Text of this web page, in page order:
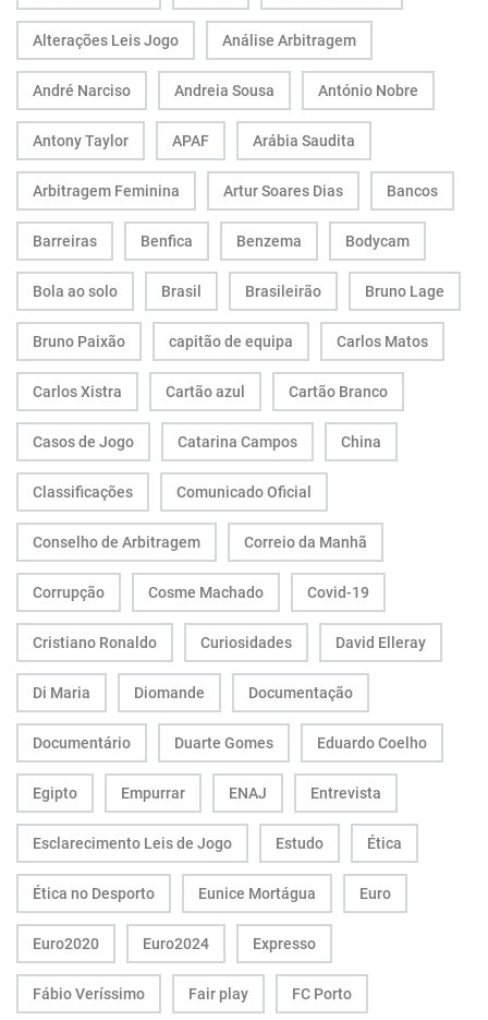
Alterações Leis Jogo Análise Arbitragem
André Narciso Andreia Sousa António Nobre
Antony Taylor APAF Arábia Saudita
Arbitragem Feminina Artur Soares Dias Bancos
Barreiras Benfica Benzema Bodycam
Bola ao solo Brasil Brasileirão Bruno Lage
Bruno Paixão capitão de equipa Carlos Matos
Carlos Xistra Cartão azul Cartão Branco
Casos de Jogo Catarina Campos China
Classificações Comunicado Oficial
Conselho de Arbitragem Correio da Manhã
Corrupção Cosme Machado Covid-19
Cristiano Ronaldo Curiosidades David Elleray
Di Maria Diomande Documentação
Documentário Duarte Gomes Eduardo Coelho
Egipto Empurrar ENAJ Entrevista
Esclarecimento Leis de Jogo Estudo Ética
Ética no Desporto Eunice Mortágua Euro
Euro2020 Euro2024 Expresso
Fábio Veríssimo Fair play FC Porto